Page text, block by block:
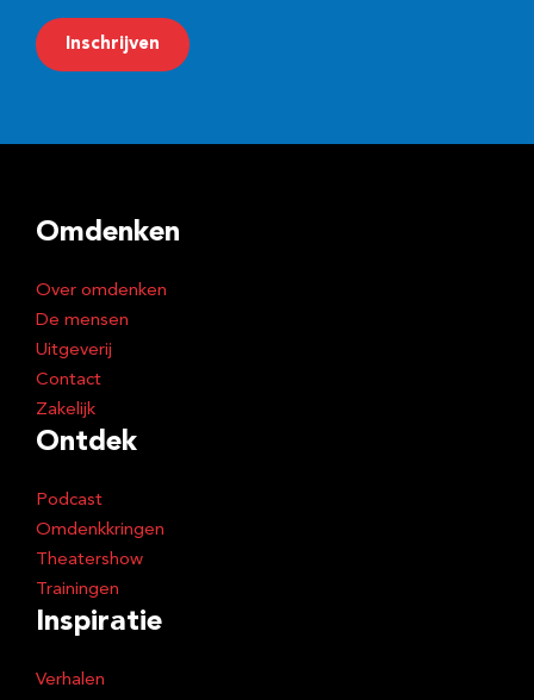
m
a
r
s
Inschrijven
Omdenken
Over omdenken
De mensen
Uitgeverij
Contact
Zakelijk
Ontdek
Podcast
Omdenkkringen
Theatershow
Trainingen
Inspiratie
Verhalen